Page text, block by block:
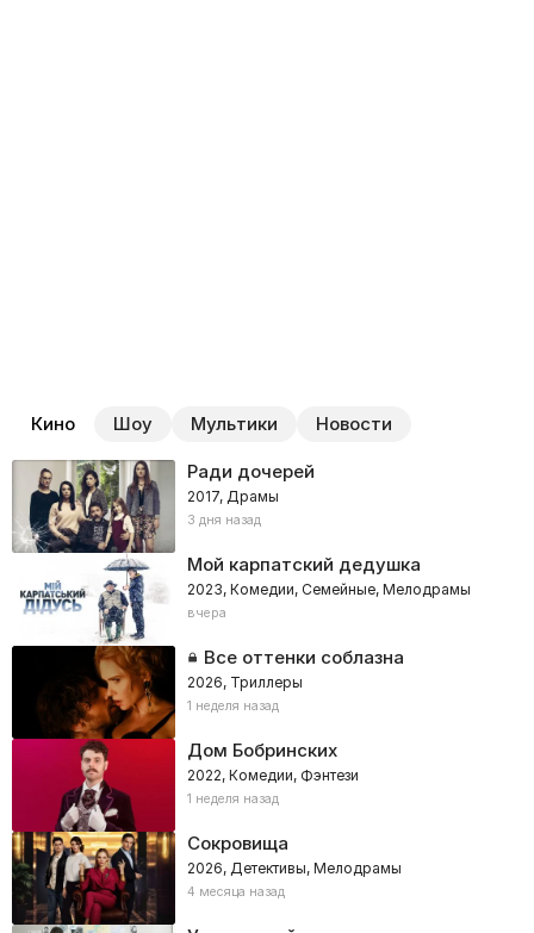
Кино Шоу Мультики Новости
Ради дочерей
2017, Драмы
3 дня назад
Мой карпатский дедушка
2023, Комедии, Семейные, Мелодрамы
вчера
Все оттенки соблазна
2026, Триллеры
1 неделя назад
Дом Бобринских
2022, Комедии, Фэнтези
1 неделя назад
Сокровища
2026, Детективы, Мелодрамы
4 месяца назад